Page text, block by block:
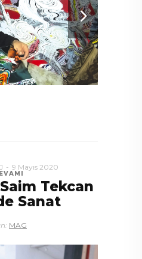
9 Mayıs 2020
Tekcan
Sanat
MAG